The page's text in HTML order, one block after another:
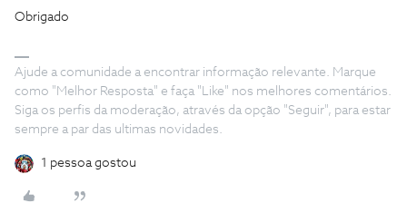
Obrigado
Ajude a comunidade a encontrar informação relevante. Marque
como "Melhor Resposta" e faça "Like" nos melhores comentários.
Siga os perfis da moderação, através da opção "Seguir", para estar
sempre a par das ultimas novidades.
1 pessoa gostou